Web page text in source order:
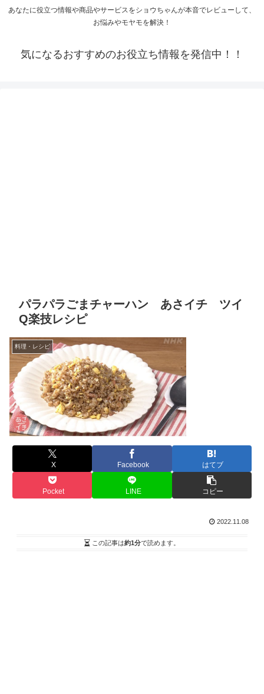
あなたに役立つ情報や商品やサービスをショウちゃんが本音でレビューして、
お悩みやモヤモを解決！
気になるおすすめのお役立ち情報を発信中！！
パラパラごまチャーハン あさイチ ツイ
Q楽技レシピ
料理・レシピ
X Facebook はてブ
Pocket LINE コピー
2022.11.08
この記事は約1分で読めます。